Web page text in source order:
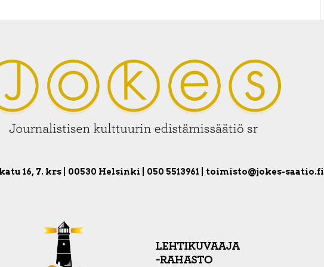
16, 7. krs | 00530 Helsinki | 050 5513961 | toimisto@jokes-saatio.fi